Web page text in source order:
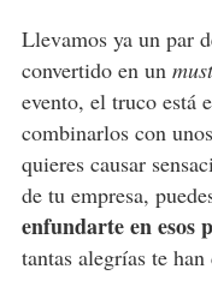
Llevamos ya un par
convertido en un
evento, el truco está
combinarlos con
quieres causar
de tu empresa,
enfundarte en esos
tantas alegrías te han